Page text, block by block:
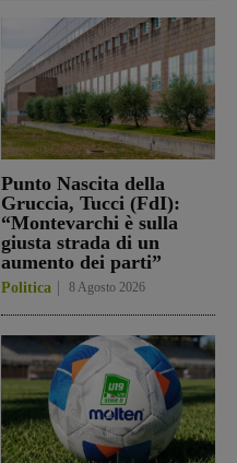
Punto Nascita della
Gruccia, Tucci (FdI):
“Montevarchi è sulla
giusta strada di un
aumento dei parti”
Politica 8 Agosto 2026